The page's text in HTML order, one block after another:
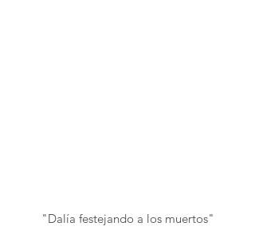
"Dalía festejando a los muertos"